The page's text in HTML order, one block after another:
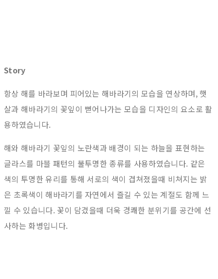
Story
항상 해를 바라보며 피어있는 해바라기의 모습을 연상하며, 햇
살과 해바라기의 꽃잎이 뻗어나가는 모습을 디자인의 요소로 활
용하였습니다.
해와 해바라기 꽃잎의 노란색과 배경이 되는 하늘을 표현하는
글라스를 마블 패턴의 불투명한 종류를 사용하였습니다. 같은
색의 투명한 유리를 통해 서로의 색이 겹쳐졌을때 비쳐지는 밝
은 초록색이 해바라기를 자연에서 즐길 수 있는 계절도 함께 느
낄 수 있습니다. 꽃이 담겼을때 더욱 경쾌한 분위기를 공간에 선
사하는 화병입니다.